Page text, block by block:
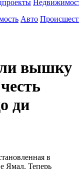
Авто
вышку
ди
в
Ямал. Теперь